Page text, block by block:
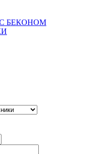
БЕКОНОМ